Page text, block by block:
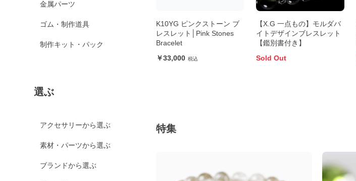
金属パーツ
ゴム・制作道具
制作キット・パック
選ぶ
アクセサリーから選ぶ
素材・パーツから選ぶ
ブランドから選ぶ
K10YG ピンクストーン ブ
レスレット│Pink Stones
Bracelet
33,000
【X.G 一点もの】モルダバ
イトデザインブレスレット
【鑑別書付き】
Sold Out
特集